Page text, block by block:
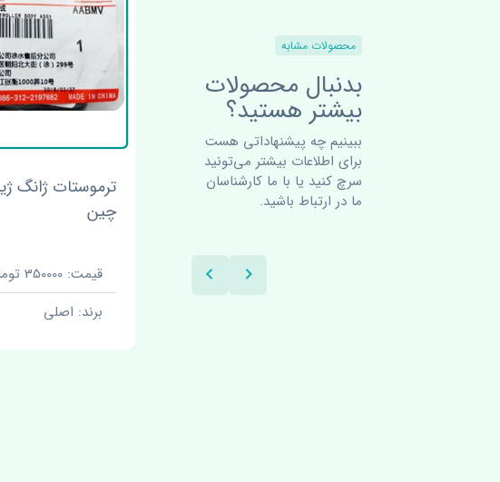
محصولات مشابه
بدنبال محصولات
بیشتر هستید؟
ببینیم چه پیشنهاداتی هست
برای اطلاعات بیشتر می‌تونید
سرچ کنید یا با ما کارشناسان
ما در ارتباط باشید.
دیاق سپر عقب ژانگ ژینگ
کاپرا اصلی
ترموستات ژانگ
چین
قیمت: 350000 تومان
برند: اصلی